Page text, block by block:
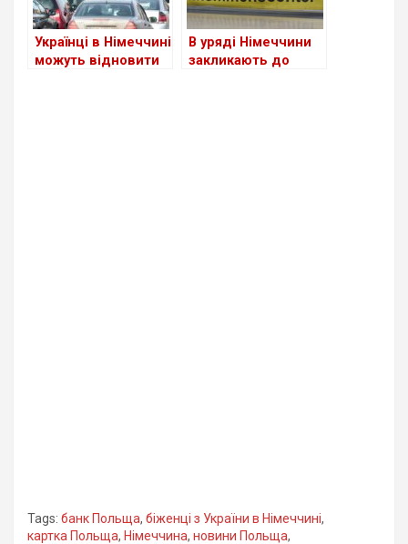
Українці в Німеччині
можуть відновити
В уряді Німеччини
закликають до
Tags: банк Польща, біженці з України в Німеччині,
картка Польща, Німеччина, новини Польща,